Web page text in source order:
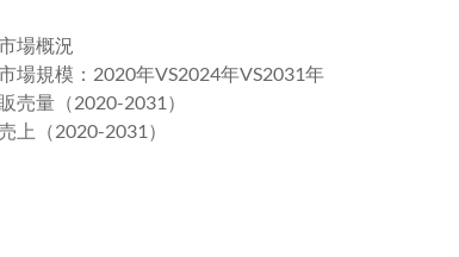
場概況
場規模：2020年VS2024年VS2031年
売量（2020-2031）
上（2020-2031）